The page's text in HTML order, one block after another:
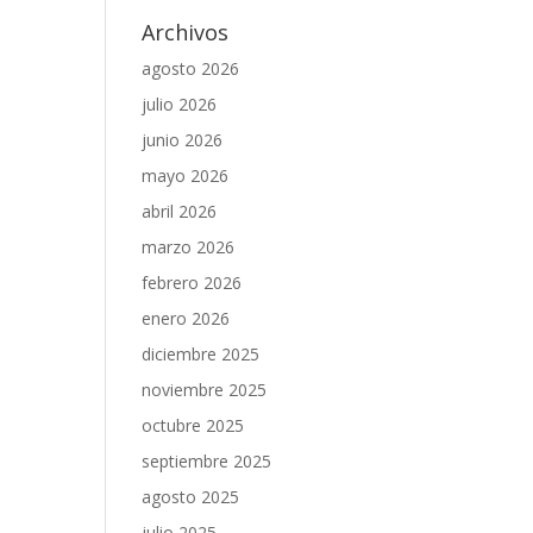
Archivos
agosto 2026
julio 2026
junio 2026
mayo 2026
abril 2026
marzo 2026
febrero 2026
enero 2026
diciembre 2025
noviembre 2025
octubre 2025
septiembre 2025
agosto 2025